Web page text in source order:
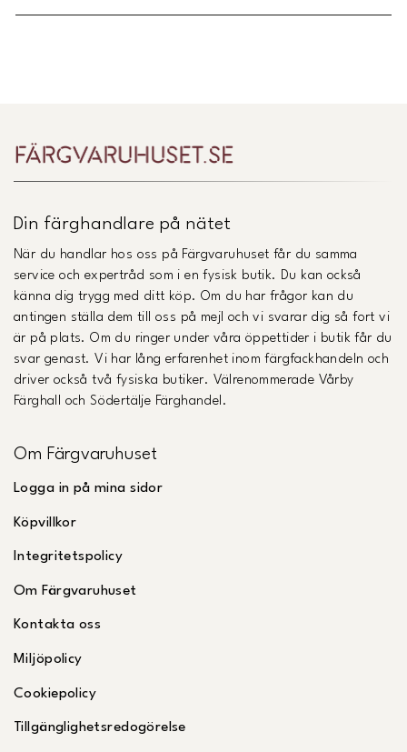
Din färghandlare på nätet
När du handlar hos oss på Färgvaruhuset får du samma
service och expertråd som i en fysisk butik. Du kan också
känna dig trygg med ditt köp. Om du har frågor kan du
antingen ställa dem till oss på mejl och vi svarar dig så fort vi
är på plats. Om du ringer under våra öppettider i butik får du
svar genast. Vi har lång erfarenhet inom färgfackhandeln och
driver också två fysiska butiker. Välrenommerade Vårby
Färghall och Södertälje Färghandel.
Om Färgvaruhuset
Logga in på mina sidor
Köpvillkor
Integritetspolicy
Om Färgvaruhuset
Kontakta oss
Miljöpolicy
Cookiepolicy
Tillgänglighetsredogörelse